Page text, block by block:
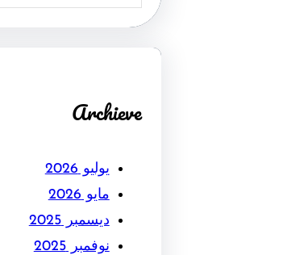
Archieve
يوليو 2026
مايو 2026
ديسمبر 2025
نوفمبر 2025